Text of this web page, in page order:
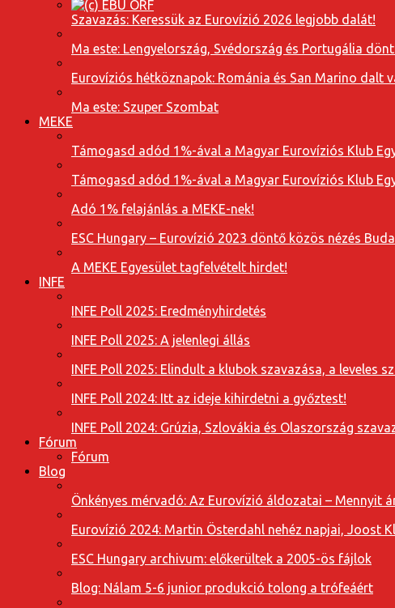
Szavazás: Keressük az Eurovízió 2026 legjobb dalát!
Ma este: Lengyelország, Svédország és Portugália
Eurovíziós hétköznapok: Románia és San Marino dalt
Ma este: Szuper Szombat
MEKE
Támogasd adód 1%-ával a Magyar Eurovíziós Klub
Támogasd adód 1%-ával a Magyar Eurovíziós Klub
Adó 1% felajánlás a MEKE-nek!
ESC Hungary – Eurovízió 2023 döntő közös nézés
A MEKE Egyesület tagfelvételt hirdet!
INFE
INFE Poll 2025: Eredményhirdetés
INFE Poll 2025: A jelenlegi állás
INFE Poll 2025: Elindult a klubok szavazása, a leveles
INFE Poll 2024: Itt az ideje kihirdetni a győztest!
INFE Poll 2024: Grúzia, Szlovákia és Olaszország
Fórum
Fórum
Blog
Önkényes mérvadó: Az Eurovízió áldozatai – Mennyit
Eurovízió 2024: Martin Österdahl nehéz napjai, Joost
ESC Hungary archivum: előkerültek a 2005-ös fájlok
Blog: Nálam 5-6 junior produkció tolong a trófeáért